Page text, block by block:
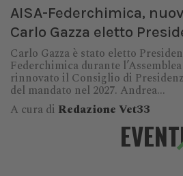
AISA-Federchimica,
Carlo Gazza eletto
Carlo Gazza è stato eletto
Federchimica durante
rinnovato il Consiglio di
del mandato nel 2027. Andrea...
A cura di Redazione Vet33